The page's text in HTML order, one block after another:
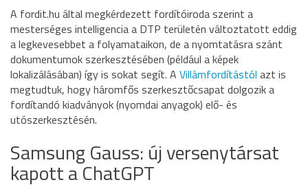
A fordit.hu által megkérdezett fordítóiroda szerint a
mesterséges intelligencia a DTP területén változtatott eddig
a legkevesebbet a folyamataikon, de a nyomtatásra szánt
dokumentumok szerkesztésében (például a képek
lokalizálásában) így is sokat segít. A Villámfordítástól azt is
megtudtuk, hogy háromfős szerkesztőcsapat dolgozik a
fordítandó kiadványok (nyomdai anyagok) elő- és
utószerkesztésén.
Samsung Gauss: új versenytársat
kapott a ChatGPT